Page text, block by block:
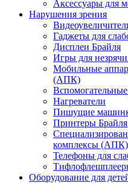
Аксессуары для
Нарушения зрения
Гаджеты для
Дисплеи Брайля
Игры для
Мобильные
(АПК)
Вспомогательные
Нагреватели
Пишущие
Принтеры Брайля
комплексы (АПК)
Телефоны для
Оборудование для